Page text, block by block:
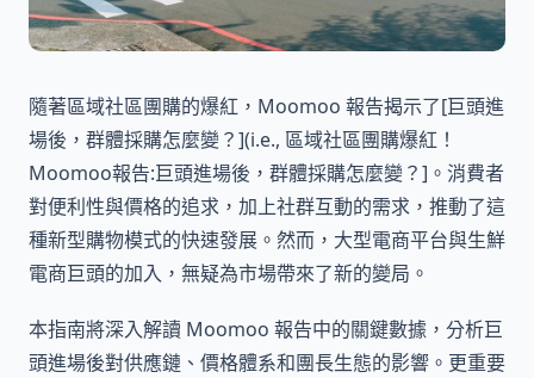
隨著區域社區團購的爆紅，Moomoo 報告揭示了[巨頭進
場後，群體採購怎麼變？](i.e., 區域社區團購爆紅！
Moomoo報告:巨頭進場後，群體採購怎麼變？]。消費者
對便利性與價格的追求，加上社群互動的需求，推動了這
種新型購物模式的快速發展。然而，大型電商平台與生鮮
電商巨頭的加入，無疑為市場帶來了新的變局。
本指南將深入解讀 Moomoo 報告中的關鍵數據，分析巨
頭進場後對供應鏈、價格體系和團長生態的影響。更重要